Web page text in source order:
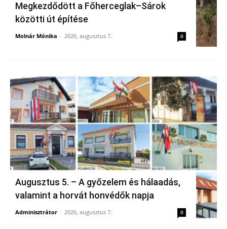
Megkezdődött a Főherceglak–Sárok
közötti út építése
Molnár Mónika - 2026, augusztus 7. 0
Augusztus 5. – A győzelem és hálaadás,
valamint a horvát honvédők napja
Adminisztrátor - 2026, augusztus 7. 0